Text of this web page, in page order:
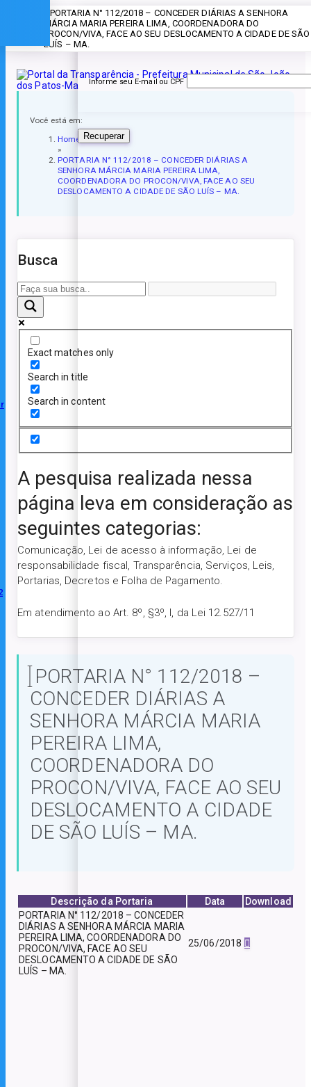
» PORTARIA N° 112/2018 – CONCEDER DIÁRIAS A SENHORA
MÁRCIA MARIA PEREIRA LIMA, COORDENADORA DO
PROCON/VIVA, FACE AO SEU DESLOCAMENTO A CIDADE DE SÃO
LUÍS – MA.
Você está em:
Home
»
PORTARIA N° 112/2018 – CONCEDER DIÁRIAS A
SENHORA MÁRCIA MARIA PEREIRA LIMA,
COORDENADORA DO PROCON/VIVA, FACE AO SEU
DESLOCAMENTO A CIDADE DE SÃO LUÍS – MA.
Busca
Exact matches only
Search in title
Search in content
A pesquisa realizada nessa
página leva em consideração as
seguintes categorias:
Comunicação, Lei de acesso à informação, Lei de
responsabilidade fiscal, Transparência, Serviços, Leis,
Portarias, Decretos e Folha de Pagamento.
Em atendimento ao Art. 8º, §3º, I, da Lei 12.527/11
PORTARIA N° 112/2018 –
CONCEDER DIÁRIAS A
SENHORA MÁRCIA MARIA
PEREIRA LIMA,
COORDENADORA DO
PROCON/VIVA, FACE AO SEU
DESLOCAMENTO A CIDADE
DE SÃO LUÍS – MA.
Descrição da Portaria Data
Download
PORTARIA N° 112/2018 – CONCEDER
DIÁRIAS A SENHORA MÁRCIA MARIA
PEREIRA LIMA, COORDENADORA DO
PROCON/VIVA, FACE AO SEU
DESLOCAMENTO A CIDADE DE SÃO
LUÍS – MA.
25/06/2018
Esqueceu a senha?
Informe seu E-mail ou CPF
Recuperar